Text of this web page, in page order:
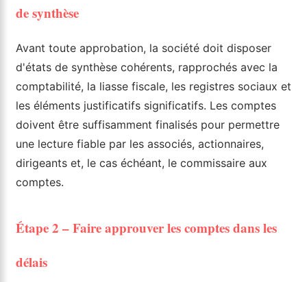
de synthèse
Avant toute approbation, la société doit disposer
d'états de synthèse cohérents, rapprochés avec la
comptabilité, la liasse fiscale, les registres sociaux et
les éléments justificatifs significatifs. Les comptes
doivent être suffisamment finalisés pour permettre
une lecture fiable par les associés, actionnaires,
dirigeants et, le cas échéant, le commissaire aux
comptes.
Étape 2 – Faire approuver les comptes dans les
délais